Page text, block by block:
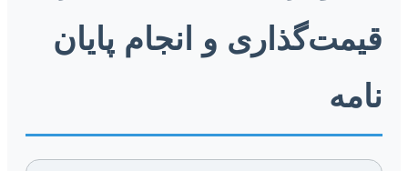
قیمت‌گذاری و انجام پایان
نامه